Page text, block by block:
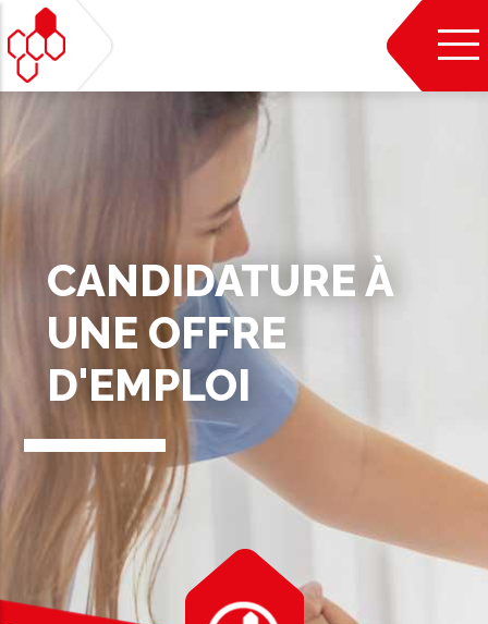
Aller
au
contenu
principal
CANDIDATURE À
UNE OFFRE
D'EMPLOI